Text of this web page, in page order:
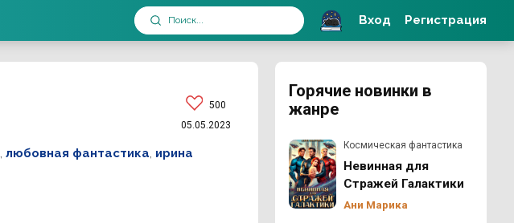
500
05.05.2023
любовная фантастика ирина
Горячие новинки в
жанре
Космическая фантастика
Невинная для
Стражей Галактики
Ани Марика
Вход Регистрация